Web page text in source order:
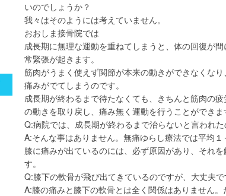
いのでしょうか？
我々はそのようには考えていません。
おおしま接骨院では
成長期に無理な運動を重ねてしまうと、体の回復が
常緊張が起きます。
筋肉がうまく使えず関節が本来の動きができなくな
痛みがでてしまうのです。
成長期が終わるまで待たなくても、きちんと筋肉の
の動きを取り戻し、痛み無く運動を行うことができま
Q:病院では、成長期が終わるまで治らないと言われ
A:そんな事はありません。無痛ゆらし療法では平均１
膝に痛みが出ているのには、必ず原因があり、それ
す。
Q:膝下の軟骨が飛び出てきているのですが、大丈夫で
A:膝の痛みと膝下の軟骨とは全く関係はありません